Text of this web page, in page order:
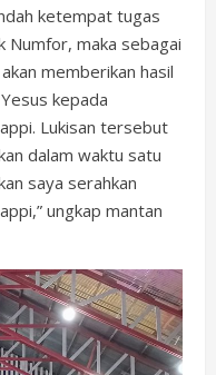
ketempat tugas
Numfor, maka sebagai
memberikan hasil
kepada
Lukisan tersebut
dalam waktu satu
saya serahkan
ungkap mantan